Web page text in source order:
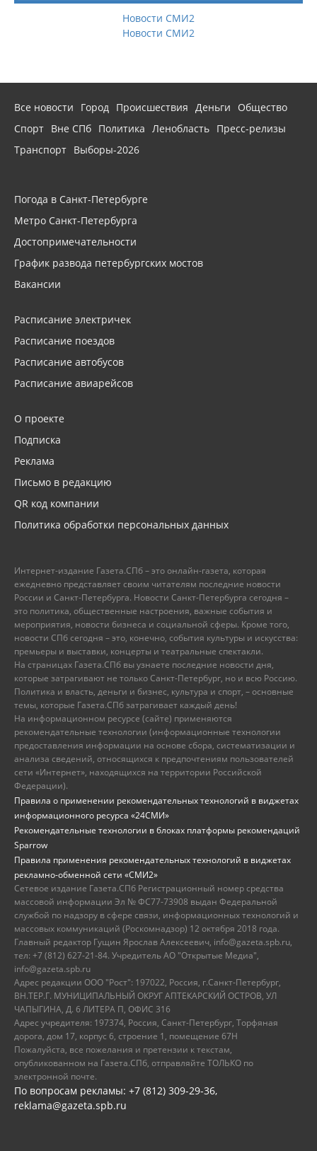
Новости СМИ2
Новости СМИ2
Все новости Город Происшествия Деньги
Общество
Спорт Вне СПб Политика Ленобласть Пресс-релизы
Транспорт Выборы-2026
Погода в Санкт-Петербурге
Метро Санкт-Петербурга
Достопримечательности
График развода петербургских мостов
Вакансии
Расписание электричек
Расписание поездов
Расписание автобусов
Расписание авиарейсов
О проекте
Подписка
Реклама
Письмо в редакцию
QR код компании
Политика обработки персональных данных
Интернет-издание Газета.СПб – это онлайн-газета, которая
ежедневно представляет своим читателям последние новости
России и Санкт-Петербурга. Новости Санкт-Петербурга сегодня –
это политика, общественные настроения, важные события и
мероприятия, новости бизнеса и социальной сферы. Кроме того,
новости СПб сегодня – это, конечно, события культуры и искусства:
премьеры и выставки, концерты и театральные спектакли.
На страницах Газета.СПб вы узнаете последние новости дня,
которые затрагивают не только Санкт-Петербург, но и всю Россию.
Политика и власть, деньги и бизнес, культура и спорт, – основные
темы, которые Газета.СПб затрагивает каждый день!
На информационном ресурсе (сайте) применяются
рекомендательные технологии (информационные технологии
предоставления информации на основе сбора, систематизации и
анализа сведений, относящихся к предпочтениям пользователей
сети «Интернет», находящихся на территории Российской
Федерации).
Правила о применении рекомендательных технологий в виджетах
информационного ресурса «24СМИ»
Рекомендательные технологии в блоках платформы рекомендаций
Sparrow
Правила применения рекомендательных технологий в виджетах
рекламно-обменной сети «СМИ2»
Сетевое издание Газета.СПб Регистрационный номер средства
массовой информации Эл № ФС77-73908 выдан Федеральной
службой по надзору в сфере связи, информационных технологий и
массовых коммуникаций (Роскомнадзор) 12 октября 2018 года.
Главный редактор Гущин Ярослав Алексеевич, info@gazeta.spb.ru,
тел: +7 (812) 627-21-84. Учредитель АО "Открытые Медиа",
info@gazeta.spb.ru
Адрес редакции ООО "Рост": 197022, Россия, г.Санкт-Петербург,
ВН.ТЕР.Г. МУНИЦИПАЛЬНЫЙ ОКРУГ АПТЕКАРСКИЙ ОСТРОВ, УЛ
ЧАПЫГИНА, Д. 6 ЛИТЕРА П, ОФИС 316
Адрес учредителя: 197374, Россия, Санкт-Петербург, Торфяная
дорога, дом 17, корпус 6, строение 1, помещение 67Н
Пожалуйста, все пожелания и претензии к текстам,
опубликованном на Газета.СПб, отправляйте ТОЛЬКО по
электронной почте.
По вопросам рекламы: +7 (812) 309-29-36,
reklama@gazeta.spb.ru